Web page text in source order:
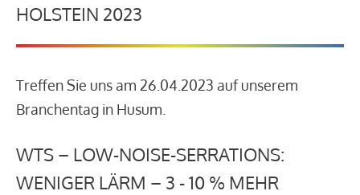
HOLSTEIN 2023
Treffen Sie uns am 26.04.2023 auf unserem
Branchentag in Husum.
WTS – LOW-NOISE-SERRATIONS:
WENIGER LÄRM – 3 - 10 % MEHR